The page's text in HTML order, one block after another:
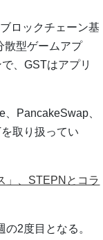
ロックチェーン基
散型ゲームアプ
、GSTはアプリ
PancakeSwap、
取り扱ってい
」、STEPNとコラ
2度目となる。